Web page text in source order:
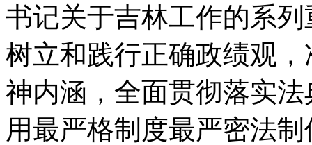
书记关于吉林工作的系
树立和践行正确政绩观
神内涵，全面贯彻落实
用最严格制度最严密法